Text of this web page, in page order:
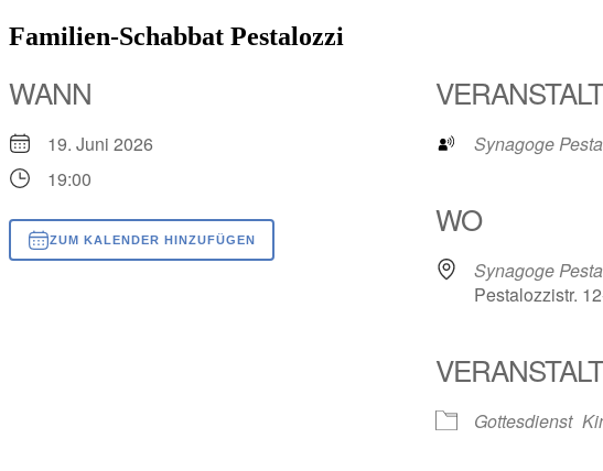
Familien-Schabbat Pestalozzi
WANN
19. Juni 2026
19:00
ZUM KALENDER HINZUFÜGEN
Synagoge
WO
Synagoge
Pestalozzistr.
Gottesdienst